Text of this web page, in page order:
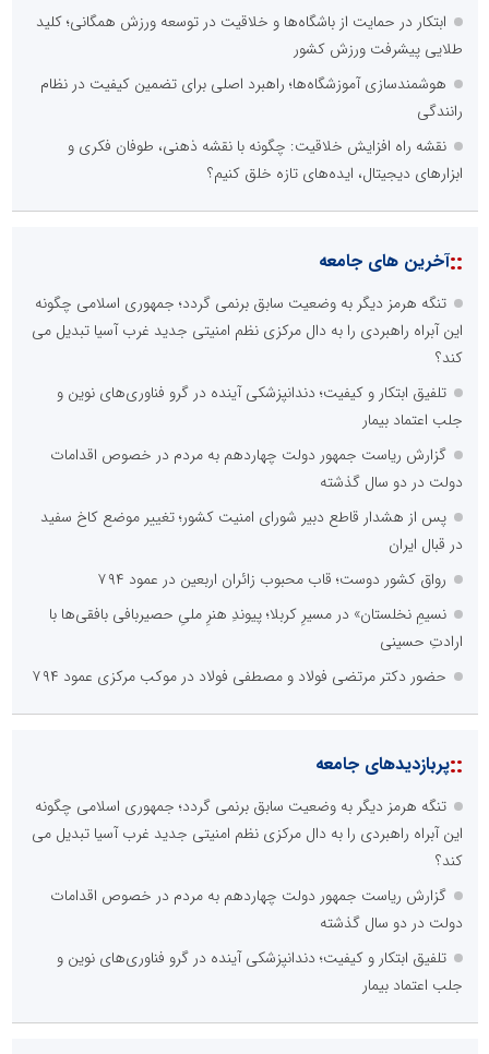
پایگاه اطلاع رسانی مشارکت
پایگاه تخصصی تحلیلی سرمایه نگر
پایگاه اطلاع رسانی سپهر
اداره کل آموزش و پرورش
وزارت ارتباطات و فناوری اطلاعات
وزارت علوم، تحقیقات و فناوری
حسین براتی
پژوهشگر مسائل اجتماعی و حقوقی
پایگاه آموزشی احمد باقری
مدرس و مشاور حوزه ارتباطات، روابط عمومی و رسانه
مهدی آشتیانی فرد
خبرنگار اختصاصی خبرگزاری گزارش خبر
ابتکار در حمایت از باشگاه‌ها و خلاقیت در توسعه ورزش همگانی؛ کلید
طلایی پیشرفت ورزش کشور
هوشمندسازی آموزشگاه‌ها؛ راهبرد اصلی برای تضمین کیفیت در نظام
رانندگی
نقشه راه افزایش خلاقیت: چگونه با نقشه ذهنی، طوفان فکری و
ابزارهای دیجیتال، ایده‌های تازه خلق کنیم؟
::آخرین های جامعه
تنگه هرمز دیگر به وضعیت سابق برنمی گردد؛ جمهوری اسلامی چگونه
این آبراه راهبردی را به دال مرکزی نظم امنیتی جدید غرب آسیا تبدیل می
کند؟
تلفیق ابتکار و کیفیت؛ دندانپزشکی آینده در گرو فناوری‌های نوین و
جلب اعتماد بیمار
گزارش ریاست جمهور دولت چهاردهم به مردم در خصوص اقدامات
دولت در دو سال گذشته
پس از هشدار قاطع دبیر شورای امنیت کشور؛ تغییر موضع کاخ سفید
در قبال ایران
رواق کشور دوست؛ قاب محبوب زائران اربعین در عمود ۷۹۴
نسیمِ نخلستان» در مسیرِ کربلا؛ پیوندِ هنرِ ملیِ حصیربافی بافقی‌ها با
ارادتِ حسینی
حضور دکتر مرتضی فولاد و مصطفی فولاد در موکب مرکزی عمود ۷۹۴
::پربازدیدهای جامعه
تنگه هرمز دیگر به وضعیت سابق برنمی گردد؛ جمهوری اسلامی چگونه
این آبراه راهبردی را به دال مرکزی نظم امنیتی جدید غرب آسیا تبدیل می
کند؟
گزارش ریاست جمهور دولت چهاردهم به مردم در خصوص اقدامات
دولت در دو سال گذشته
تلفیق ابتکار و کیفیت؛ دندانپزشکی آینده در گرو فناوری‌های نوین و
جلب اعتماد بیمار